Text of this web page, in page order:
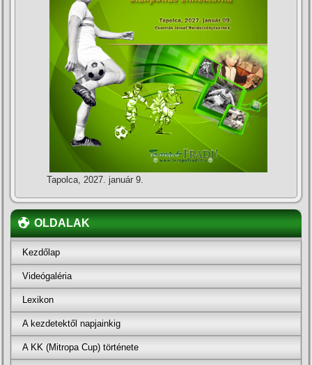
Tapolca, 2027. január 9.
OLDALAK
Kezdőlap
Videógaléria
Lexikon
A kezdetektől napjainkig
A KK (Mitropa Cup) története